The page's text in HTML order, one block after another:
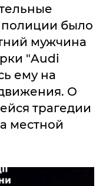
было
мужчина
"Audi
ему на
О
трагедии
местной